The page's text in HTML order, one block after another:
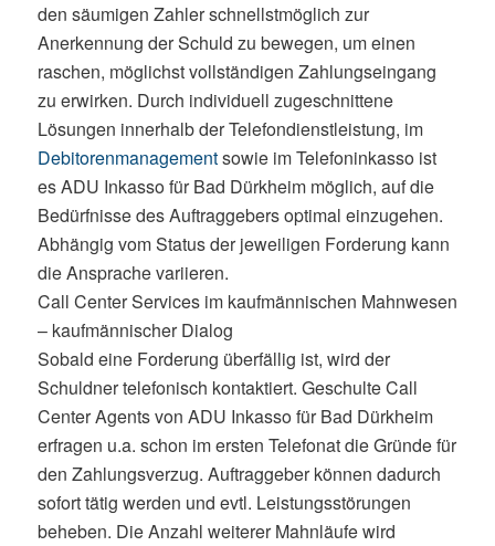
den säumigen Zahler schnellstmöglich zur
Anerkennung der Schuld zu bewegen, um einen
raschen, möglichst vollständigen Zahlungseingang
zu erwirken. Durch individuell zugeschnittene
Lösungen innerhalb der Telefondienstleistung, im
Debitorenmanagementsowie im Telefoninkasso ist
es ADU Inkasso für Bad Dürkheim möglich, auf die
Bedürfnisse des Auftraggebers optimal einzugehen.
Abhängig vom Status der jeweiligen Forderung kann
die Ansprache variieren.
Call Center Services im kaufmännischen Mahnwesen
– kaufmännischer Dialog
Sobald eine Forderung überfällig ist, wird der
Schuldner telefonisch kontaktiert. Geschulte Call
Center Agents von ADU Inkasso für Bad Dürkheim
erfragen u.a. schon im ersten Telefonat die Gründe für
den Zahlungsverzug. Auftraggeber können dadurch
sofort tätig werden und evtl. Leistungsstörungen
beheben. Die Anzahl weiterer Mahnläufe wird